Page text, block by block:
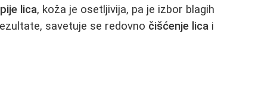
lica, koža je osetljivija, pa je izbor blagih
savetuje se redovno čišćenje lica i